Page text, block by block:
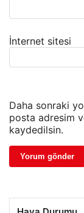
İnternet sitesi
Daha sonraki
posta adresim
kaydedilsin.